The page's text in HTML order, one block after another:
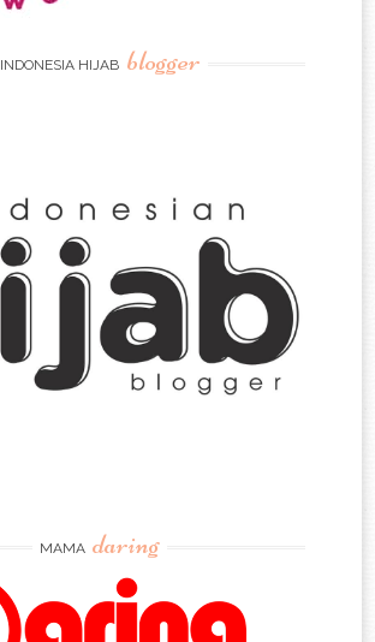
INDONESIA HIJAB blogger
MAMA daring